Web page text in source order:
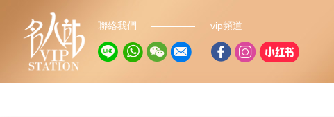
聯絡我們 vip頻道